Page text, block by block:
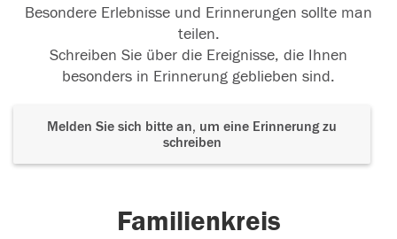
Besondere Erlebnisse und Erinnerungen sollte man
teilen.
Schreiben Sie über die Ereignisse, die Ihnen
besonders in Erinnerung geblieben sind.
Melden Sie sich bitte an, um eine Erinnerung zu
schreiben
Familienkreis